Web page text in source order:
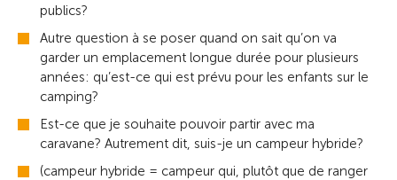
publics?
Autre question à se poser quand on sait qu’on va
garder un emplacement longue durée pour plusieurs
années: qu’est-ce qui est prévu pour les enfants sur le
camping?
Est-ce que je souhaite pouvoir partir avec ma
caravane? Autrement dit, suis-je un campeur hybride?
(campeur hybride = campeur qui, plutôt que de ranger